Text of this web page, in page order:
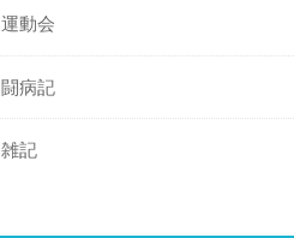
運動会
闘病記
雑記